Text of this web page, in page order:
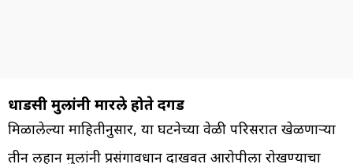
धाडसी मुलांनी मारले होते दगड
मिळालेल्या माहितीनुसार, या घटनेच्या वेळी परिसरात खेळणाऱ्या
तीन लहान मुलांनी प्रसंगावधान दाखवत आरोपीला रोखण्याचा